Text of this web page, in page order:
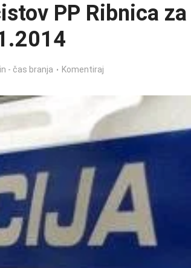
PP Ribnica za
- čas branja Komentiraj